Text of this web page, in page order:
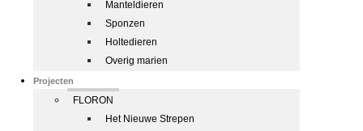
Manteldieren
Sponzen
Holtedieren
Overig marien
Projecten
FLORON
Het Nieuwe Strepen